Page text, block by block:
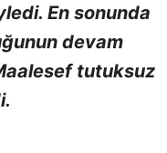
En sonunda
devam
tutuksuz